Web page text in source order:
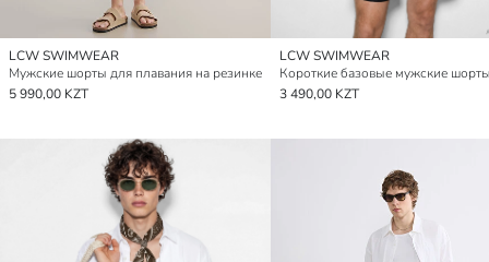
LCW SWIMWEAR
Мужские шорты для плавания на резинке
5 990,00 KZT
LCW SWIMWEAR
3 490,00 KZT